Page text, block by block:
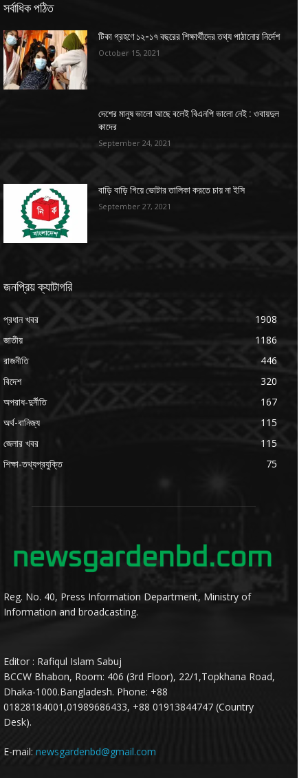
সর্বাধিক পঠিত
টিকা গ্রহণে ১২-১৭ বছরের শিক্ষার্থীদের তথ্য পাঠানোর নির্দেশ
October 15, 2021
দেশের মানুষ ভালো আছে বলেই বিএনপি ভালো নেই : ওবায়দুল
কাদের
September 24, 2021
বাড়ি বাড়ি গিয়ে ভোটার তালিকা করতে চায় না ইসি
September 27, 2021
জনপ্রিয় ক্যাটাগরি
প্রধান খবর
1908
জাতীয়
1186
রাজনীতি
446
বিদেশ
320
অপরাধ-দুর্নীতি
167
অর্থ-বানিজ্য
115
জেলার খবর
115
শিক্ষা-তথ্যপ্রযুক্তি
75
Reg. No. 40, Press Information Department, Ministry of
Information and broadcasting.
Editor : Rafiqul Islam Sabuj
BCCW Bhabon, Room: 406 (3rd Floor), 22/1,Topkhana Road,
Dhaka-1000.Bangladesh. Phone: +88
01828184001,01989686433, +88 01913844747 (Country
Desk).
E-mail: newsgardenbd@gmail.com